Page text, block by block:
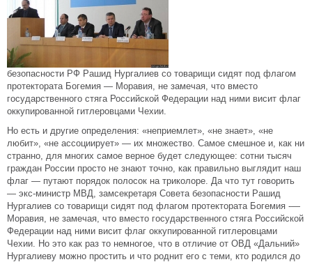
безопасности РФ Рашид Нургалиев со товарищи сидят под флагом
протектората Богемия — Моравия, не замечая, что вместо
государственного стяга Российской Федерации над ними висит флаг
оккупированной гитлеровцами Чехии.
Но есть и другие определения: «неприемлет», «не знает», «не
любит», «не ассоциирует» — их множество. Самое смешное и, как ни
странно, для многих самое верное будет следующее: сотни тысяч
граждан России просто не знают точно, как правильно выглядит наш
флаг — путают порядок полосок на триколоре. Да что тут говорить
— экс-министр МВД, замсекретаря Совета безопасности Рашид
Нургалиев со товарищи сидят под флагом протектората Богемия -—
Моравия, не замечая, что вместо государственного стяга Российской
Федерации над ними висит флаг оккупированной гитлеровцами
Чехии. Но это как раз то немногое, что в отличие от ОВД «Дальний»
Нургалиеву можно простить и что роднит его с теми, кто родился до